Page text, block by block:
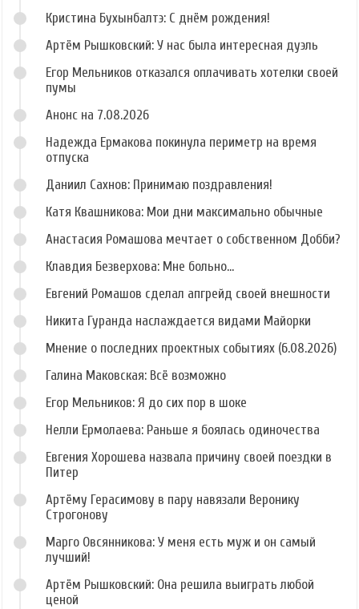
Кристина Бухынбалтэ: С днём рождения!
Артём Рышковский: У нас была интересная дуэль
Егор Мельников отказался оплачивать хотелки своей
пумы
Анонс на 7.08.2026
Надежда Ермакова покинула периметр на время
отпуска
Даниил Сахнов: Принимаю поздравления!
Катя Квашникова: Мои дни максимально обычные
Анастасия Ромашова мечтает о собственном Добби?
Клавдия Безверхова: Мне больно...
Евгений Ромашов сделал апгрейд своей внешности
Никита Гуранда наслаждается видами Майорки
Мнение о последних проектных событиях (6.08.2026)
Галина Маковская: Всё возможно
Егор Мельников: Я до сих пор в шоке
Нелли Ермолаева: Раньше я боялась одиночества
Евгения Хорошева назвала причину своей поездки в
Питер
Артёму Герасимову в пару навязали Веронику
Строгонову
Марго Овсянникова: У меня есть муж и он самый
лучший!
Артём Рышковский: Она решила выиграть любой
ценой